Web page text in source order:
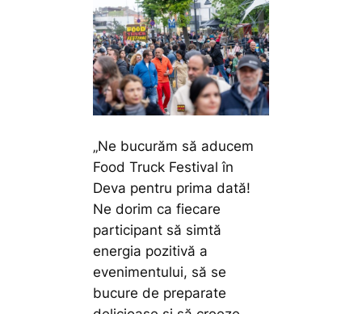
„Ne bucurăm să aducem
Food Truck Festival în
Deva pentru prima dată!
Ne dorim ca fiecare
participant să simtă
energia pozitivă a
evenimentului, să se
bucure de preparate